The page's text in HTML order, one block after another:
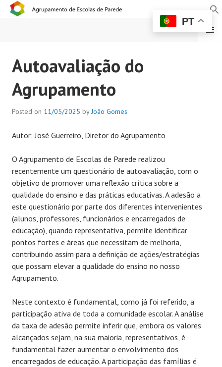
AGRUPAMENTO DE
ESCOLAS DE PAREDE
MENU
Autoavaliação do
Agrupamento
Posted on 11/05/2025 byJoão Gomes
Autor: José Guerreiro, Diretor do Agrupamento
O Agrupamento de Escolas de Parede realizou
recentemente um questionário de autoavaliação, com o
objetivo de promover uma reflexão crítica sobre a
qualidade do ensino e das práticas educativas. A adesão a
este questionário por parte dos diferentes intervenientes
(alunos, professores, funcionários e encarregados de
educação), quando representativa, permite identificar
pontos fortes e áreas que necessitam de melhoria,
contribuindo assim para a definição de ações/estratégias
que possam elevar a qualidade do ensino no nosso
Agrupamento.
Neste contexto é fundamental, como já foi referido, a
participação ativa de toda a comunidade escolar. A análise
da taxa de adesão permite inferir que, embora os valores
alcançados sejam, na sua maioria, representativos, é
fundamental fazer aumentar o envolvimento dos
encarregados de educação. A participação das famílias é
PT